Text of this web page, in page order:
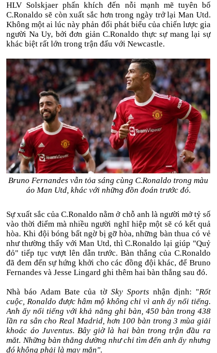
HLV Solskjaer phấn khích đến nỗi mạnh mẽ tuyên bố
C.Ronaldo sẽ còn xuất sắc hơn trong ngày trở lại Man Utd.
Không một ai lúc này phản đối phát biểu của chiến lược gia
người Na Uy, bởi đơn giản C.Ronaldo thực sự mang lại sự
khác biệt rất lớn trong trận đấu với Newcastle.
Bruno Fernandes vẫn tỏa sáng cùng C.Ronaldo trong màu
áo Man Utd, khác với những đồn đoán trước đó.
Sự xuất sắc của C.Ronaldo nằm ở chỗ anh là người mở tỷ số
vào thời điểm mà nhiều người nghĩ hiệp một sẽ có kết quả
hòa. Khi đội bóng bất ngờ bị gỡ hòa, những bàn thua có vẻ
như thường thấy với Man Utd, thì C.Ronaldo lại giúp "Quỷ
đỏ" tiếp tục vượt lên dẫn trước. Bàn thắng của C.Ronaldo
đã đem đến sự hứng khởi cho các đồng đội khác, để Bruno
Fernandes và Jesse Lingard ghi thêm hai bàn thắng sau đó.
Nhà báo Adam Bate của tờ Sky Sports nhận định: "Rốt
cuộc, Ronaldo được hâm mộ không chỉ vì anh ấy nổi tiếng.
Anh ấy nổi tiếng với khả năng ghi bàn, 450 bàn trong 438
lần ra sân cho Real Madrid, hơn 100 bàn trong 3 mùa giải
khoác áo Juventus. Bây giờ là hai bàn trong trận đầu ra
mắt. Những bàn thắng dường như chỉ tìm đến anh ấy nhưng
đó không phải là may mắn".